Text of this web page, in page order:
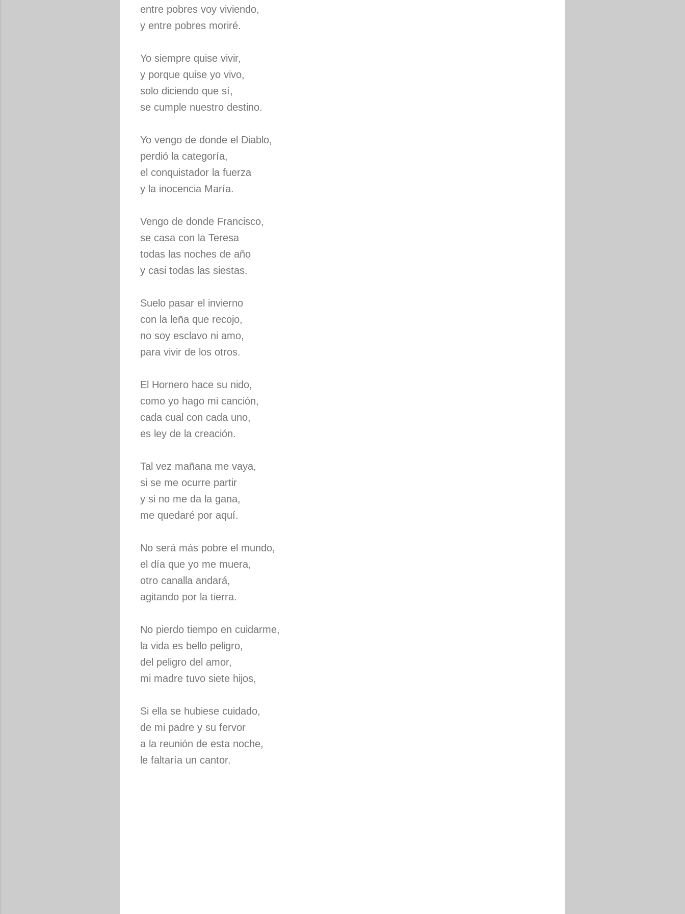
entre pobres voy viviendo,
y entre pobres moriré.
Yo siempre quise vivir,
y porque quise yo vivo,
solo diciendo que sí,
se cumple nuestro destino.
Yo vengo de donde el Diablo,
perdió la categoría,
el conquistador la fuerza
y la inocencia María.
Vengo de donde Francisco,
se casa con la Teresa
todas las noches de año
y casi todas las siestas.
Suelo pasar el invierno
con la leña que recojo,
no soy esclavo ni amo,
para vivir de los otros.
El Hornero hace su nido,
como yo hago mi canción,
cada cual con cada uno,
es ley de la creación.
Tal vez mañana me vaya,
si se me ocurre partir
y si no me da la gana,
me quedaré por aquí.
No será más pobre el mundo,
el día que yo me muera,
otro canalla andará,
agitando por la tierra.
No pierdo tiempo en cuidarme,
la vida es bello peligro,
del peligro del amor,
mi madre tuvo siete hijos,
Si ella se hubiese cuidado,
de mi padre y su fervor
a la reunión de esta noche,
le faltaría un cantor.